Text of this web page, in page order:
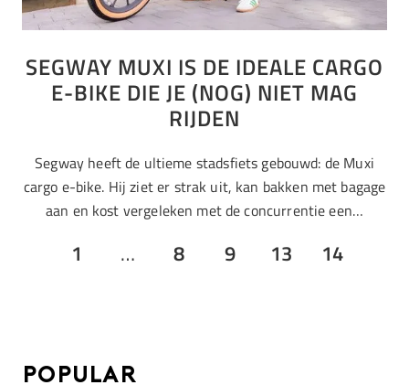
SEGWAY MUXI IS DE IDEALE CARGO
E-BIKE DIE JE (NOG) NIET MAG
RIJDEN
Segway heeft de ultieme stadsfiets gebouwd: de Muxi
cargo e-bike. Hij ziet er strak uit, kan bakken met bagage
aan en kost vergeleken met de concurrentie een…
1 … 8 9 13 14
Popular